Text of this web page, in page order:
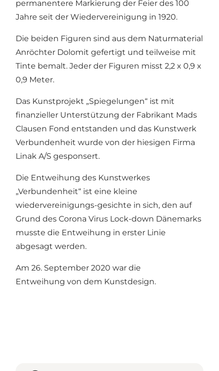
permanentere Markierung der Feier des 100
Jahre seit der Wiedervereinigung in 1920.
Die beiden Figuren sind aus dem Naturmaterial
Anröchter Dolomit gefertigt und teilweise mit
Tinte bemalt. Jeder der Figuren misst 2,2 x 0,9 x
0,9 Meter.
Das Kunstprojekt „Spiegelungen“ ist mit
finanzieller Unterstützung der Fabrikant Mads
Clausen Fond entstanden und das Kunstwerk
Verbundenheit wurde von der hiesigen Firma
Linak A/S gesponsert.
Die Entweihung des Kunstwerkes
„Verbundenheit“ ist eine kleine
wiedervereinigungs-gesichte in sich, den auf
Grund des Corona Virus Lock-down Dänemarks
musste die Entweihung in erster Linie
abgesagt werden.
Am 26. September 2020 war die
Entweihung von dem Kunstdesign.